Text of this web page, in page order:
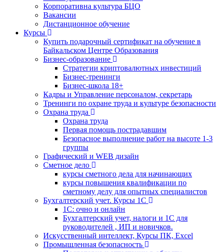
Корпоративна культура БЦО
Вакансии
Дистанционное обучение
Курсы
Купить подарочный сертификат на обучение в
Байкальском Центре Образования
Бизнес-образование
Стратегии криптовалютных инвестиций
Бизнес-тренинги
Бизнес-школа 18+
Кадры и Управление персоналом, секретарь
Тренинги по охране труда и культуре безопасности
Охрана труда
Охрана труда
Первая помощь пострадавшим
Безопасное выполнение работ на высоте 1-3
группы
Графический и WEB дизайн
Сметное дело
курсы сметного дела для начинающих
курсы повышения квалификации по
сметному делу для опытных специалистов
Бухгалтерский учет. Курсы 1С
1С: очно и онлайн
Бухгалтерский учет, налоги и 1С для
руководителей , ИП и новичков.
Искусственный интеллект, Курсы ПК, Excel
Промышленная безопасность